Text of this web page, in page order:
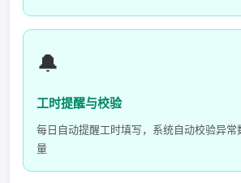
🔔
工时提醒与校验
每日自动提醒工时填写，系统自动校验异常
量